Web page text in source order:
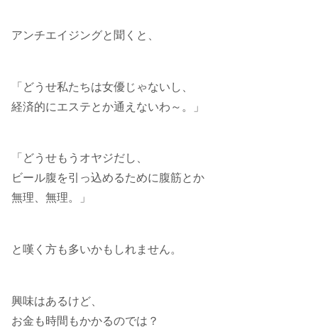
アンチエイジングと聞くと、
「どうせ私たちは女優じゃないし、
経済的にエステとか通えないわ～。」
「どうせもうオヤジだし、
ビール腹を引っ込めるために腹筋とか
無理、無理。」
と嘆く方も多いかもしれません。
興味はあるけど、
お金も時間もかかるのでは？